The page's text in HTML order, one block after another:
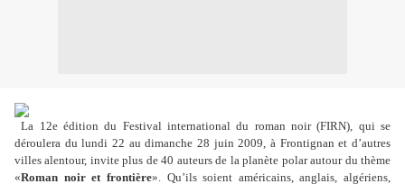
La 12e édition du Festival international du roman noir (FIRN), qui se
déroulera du lundi 22 au dimanche 28 juin 2009, à Frontignan et d’autres
villes alentour, invite plus de 40 auteurs de la planète polar autour du thème
«Roman noir et frontière». Qu’ils soient américains, anglais, algériens,